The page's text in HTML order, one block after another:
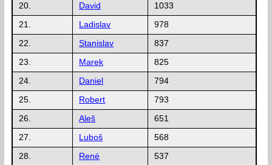
20. David 1033
21. Ladislav 978
22. Stanislav 837
23. Marek 825
24. Daniel 794
25. Robert 793
26. Aleš 651
27. Luboš 568
28. René 537